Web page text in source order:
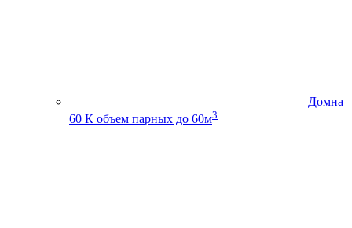
Домна
60 К объем парных до 60м3